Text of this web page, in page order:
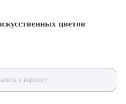
цветов
в корзину